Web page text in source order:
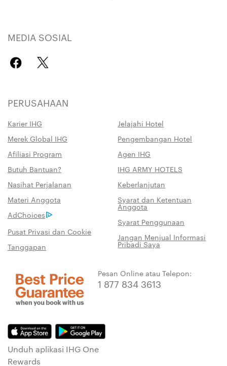
MEDIA SOSIAL
PERUSAHAAN
Karier IHG
Jelajahi Hotel
Merek Global IHG
Pengembangan Hotel
Afiliasi Program
Agen IHG
Butuh Bantuan?
IHG ARMY HOTELS
Nasihat Perjalanan
Keberlanjutan
Materi Anggota
Syarat dan Ketentuan
Anggota
AdChoices
Syarat Penggunaan
Pusat Privasi dan Cookie
Jangan Menjual Informasi
Pribadi Saya
Tanggapan
Pesan Online atau Telepon:
1 877 834 3613
Unduh aplikasi IHG One
Rewards